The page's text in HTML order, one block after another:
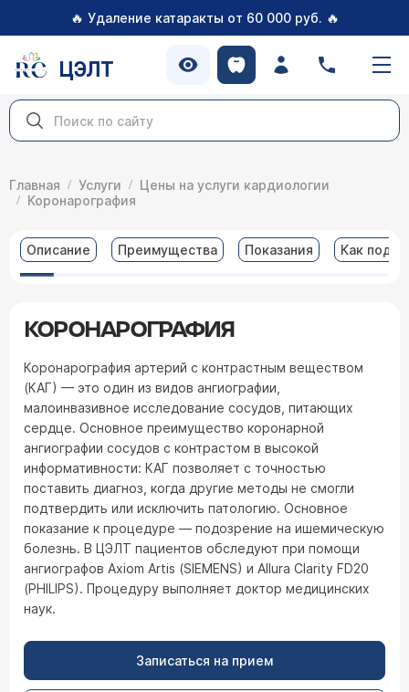
🔥 Удаление катаракты от 60 000 руб. 🔥
ЦЭЛТ
Главная Услуги
Цены на услуги кардиологии
Коронарография
Описание Преимущества Показания Как
КОРОНАРОГРАФИЯ
Коронарография артерий с контрастным веществом
(КАГ) — это один из видов ангиографии,
малоинвазивное исследование сосудов, питающих
сердце. Основное преимущество коронарной
ангиографии сосудов с контрастом в высокой
информативности: КАГ позволяет с точностью
поставить диагноз, когда другие методы не смогли
подтвердить или исключить патологию. Основное
показание к процедуре — подозрение на ишемическую
болезнь. В ЦЭЛТ пациентов обследуют при помощи
ангиографов Axiom Artis (SIEMENS) и Allura Clarity FD20
(PHILIPS). Процедуру выполняет доктор медицинских
наук.
Записаться на прием